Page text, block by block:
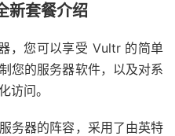
新套餐介绍
，您可以享受 Vultr 的简单
您的服务器软件，以及对系
访问。
务器的阵容，采用了由英特